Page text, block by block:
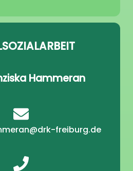
Hammeran
freiburg.de